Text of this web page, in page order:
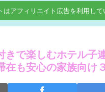
はアフィリエイト広告を利用して
きで楽しむホテル子
在も安心の家族向け